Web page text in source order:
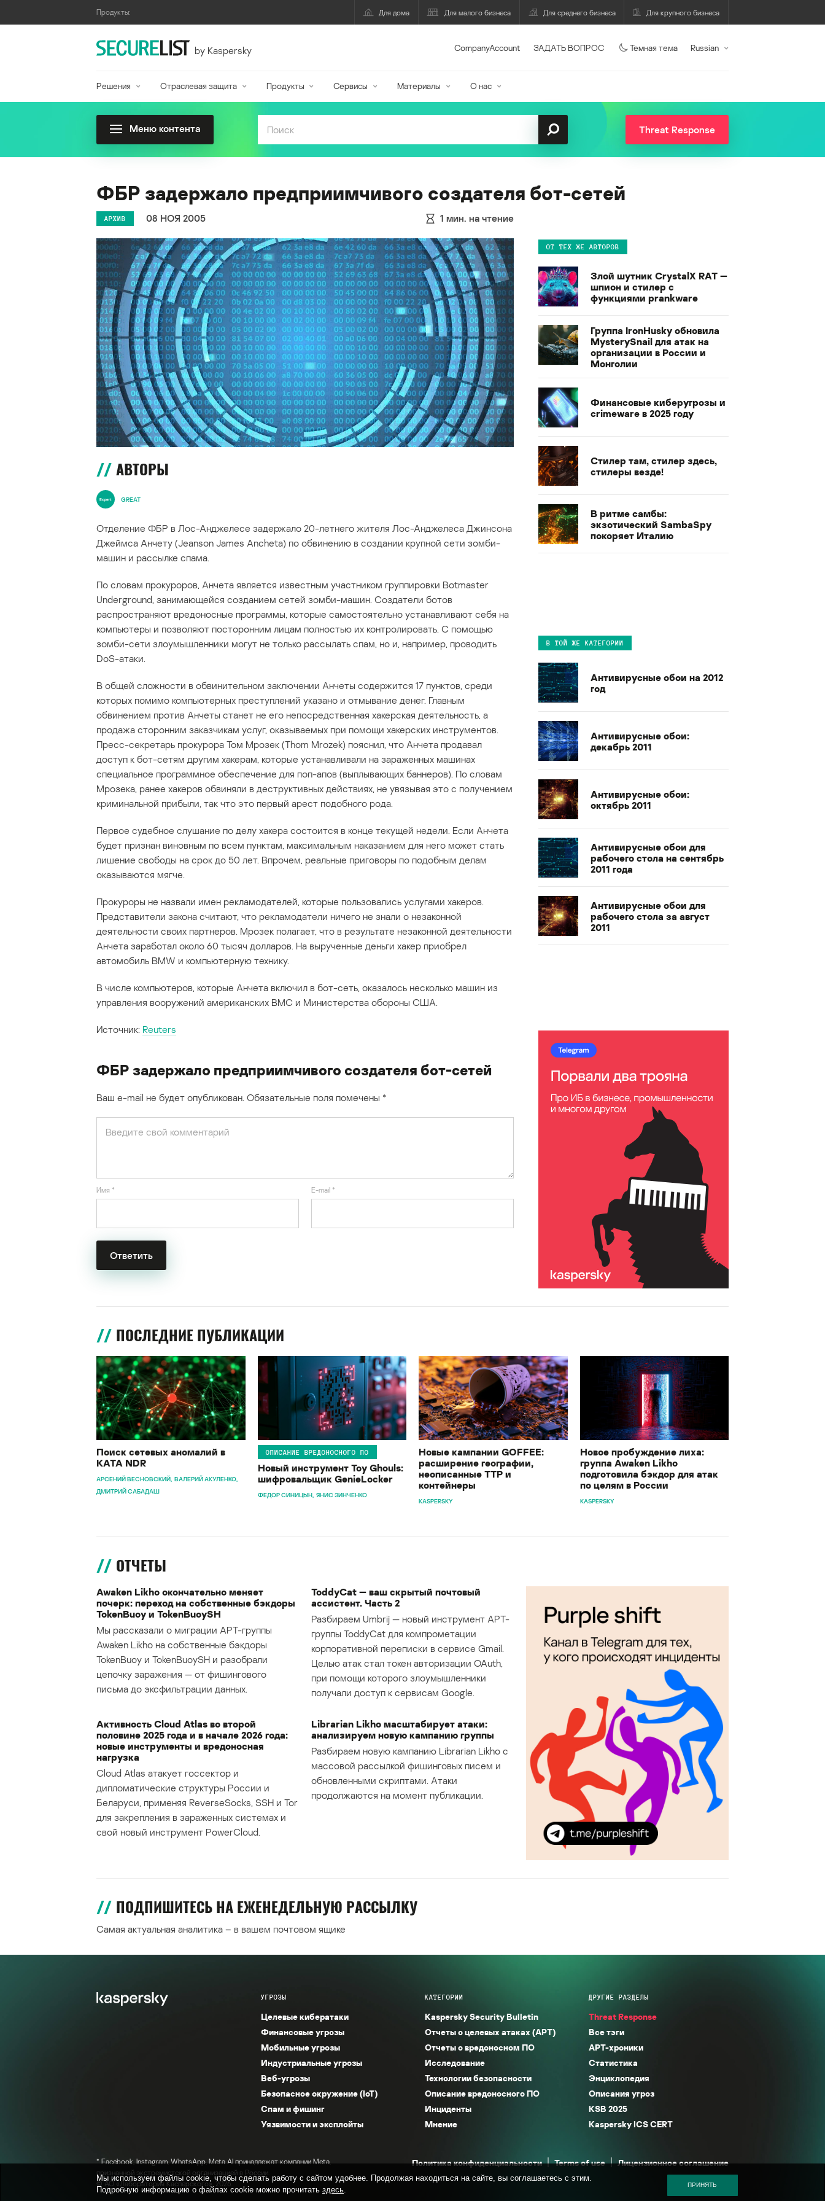
Продукты: Для дома Для малого бизнеса Для среднего бизнеса Для крупного бизнеса
by Kaspersky CompanyAccount ЗАДАТЬ ВОПРОС Темная тема Russian
Решения Отраслевая защита Продукты Сервисы Материалы О нас
Меню контента Threat Response
ФБР задержало предприимчивого создателя бот-сетей
АРХИВ 08 НОЯ 2005 1 мин. на чтение
АВТОРЫ
GREAT
Отделение ФБР в Лос-Анджелесе задержало 20-летнего жителя Лос-Анджелеса Джинсона
Джеймса Анчету (Jeanson James Ancheta) по обвинению в создании крупной сети зомби-
машин и рассылке спама.
По словам прокуроров, Анчета является известным участником группировки Botmaster
Underground, занимающейся созданием сетей зомби-машин. Создатели ботов
распространяют вредоносные программы, которые самостоятельно устанавливают себя на
компьютеры и позволяют посторонним лицам полностью их контролировать. С помощью
зомби-сети злоумышленники могут не только рассылать спам, но и, например, проводить
DoS-атаки.
В общей сложности в обвинительном заключении Анчеты содержится 17 пунктов, среди
которых помимо компьютерных преступлений указано и отмывание денег. Главным
обвинением против Анчеты станет не его непосредственная хакерская деятельность, а
продажа сторонним заказчикам услуг, оказываемых при помощи хакерских инструментов.
Пресс-секретарь прокурора Том Мрозек (Thom Mrozek) пояснил, что Анчета продавал
доступ к бот-сетям другим хакерам, которые устанавливали на зараженных машинах
специальное программное обеспечение для поп-апов (выплывающих баннеров). По словам
Мрозека, ранее хакеров обвиняли в деструктивных действиях, не увязывая это с получением
криминальной прибыли, так что это первый арест подобного рода.
Первое судебное слушание по делу хакера состоится в конце текущей недели. Если Анчета
будет признан виновным по всем пунктам, максимальным наказанием для него может стать
лишение свободы на срок до 50 лет. Впрочем, реальные приговоры по подобным делам
оказываются мягче.
Прокуроры не назвали имен рекламодателей, которые пользовались услугами хакеров.
Представители закона считают, что рекламодатели ничего не знали о незаконной
деятельности своих партнеров. Мрозек полагает, что в результате незаконной деятельности
Анчета заработал около 60 тысяч долларов. На вырученные деньги хакер приобрел
автомобиль BMW и компьютерную технику.
В числе компьютеров, которые Анчета включил в бот-сеть, оказалось несколько машин из
управления вооружений американских ВМС и Министерства обороны США.
Источник: Reuters
ФБР задержало предприимчивого создателя бот-сетей
Ваш e-mail не будет опубликован. Обязательные поля помечены *
Имя * E-mail *
ОТ ТЕХ ЖЕ АВТОРОВ
Злой шутник CrystalX RAT —
шпион и стилер с
функциями prankware
Группа IronHusky обновила
MysterySnail для атак на
организации в России и
Монголии
Финансовые киберугрозы и
crimeware в 2025 году
Стилер там, стилер здесь,
стилеры везде!
В ритме самбы:
экзотический SambaSpy
покоряет Италию
В ТОЙ ЖЕ КАТЕГОРИИ
Антивирусные обои на 2012
год
Антивирусные обои:
декабрь 2011
Антивирусные обои:
октябрь 2011
Антивирусные обои для
рабочего стола на сентябрь
2011 года
Антивирусные обои для
рабочего стола за август
2011
ПОСЛЕДНИЕ ПУБЛИКАЦИИ
Поиск сетевых аномалий в
KATA NDR
АРСЕНИЙ ВЕСНОВСКИЙ ВАЛЕРИЙ АКУЛЕНКО
ДМИТРИЙ САБАДАШ
ОПИСАНИЕ ВРЕДОНОСНОГО ПО
Новый инструмент Toy Ghouls:
шифровальщик GenieLocker
ФЕДОР СИНИЦЫН ЯНИС ЗИНЧЕНКО
Новые кампании GOFFEE:
расширение географии,
неописанные TTP и
контейнеры
KASPERSKY
Новое пробуждение лиха:
группа Awaken Likho
подготовила бэкдор для атак
по целям в России
KASPERSKY
ОТЧЕТЫ
Awaken Likho окончательно меняет
почерк: переход на собственные бэкдоры
TokenBuoy и TokenBuoySH
Мы рассказали о миграции APT-группы
Awaken Likho на собственные бэкдоры
TokenBuoy и TokenBuoySH и разобрали
цепочку заражения — от фишингового
письма до эксфильтрации данных.
ToddyCat — ваш скрытый почтовый
ассистент. Часть 2
Разбираем Umbrij — новый инструмент APT-
группы ToddyCat для компрометации
корпоративной переписки в сервисе Gmail.
Целью атак стал токен авторизации OAuth,
при помощи которого злоумышленники
получали доступ к сервисам Google.
Активность Cloud Atlas во второй
половине 2025 года и в начале 2026 года:
новые инструменты и вредоносная
нагрузка
Cloud Atlas атакует госсектор и
дипломатические структуры России и
Беларуси, применяя ReverseSocks, SSH и Tor
для закрепления в зараженных системах и
свой новый инструмент PowerCloud.
Librarian Likho масштабирует атаки:
анализируем новую кампанию группы
Разбираем новую кампанию Librarian Likho с
массовой рассылкой фишинговых писем и
обновленными скриптами. Атаки
продолжаются на момент публикации.
ПОДПИШИТЕСЬ НА ЕЖЕНЕДЕЛЬНУЮ РАССЫЛКУ
Самая актуальная аналитика – в вашем почтовом ящике
УГРОЗЫ
Целевые кибератаки
Финансовые угрозы
Мобильные угрозы
Индустриальные угрозы
Веб-угрозы
Безопасное окружение (IoT)
Спам и фишинг
Уязвимости и эксплойты
КАТЕГОРИИ
Kaspersky Security Bulletin
Отчеты о целевых атаках (APT)
Отчеты о вредоносном ПО
Исследование
Технологии безопасности
Описание вредоносного ПО
Инциденты
Мнение
ДРУГИЕ РАЗДЕЛЫ
Threat Response
Все тэги
APT-хроники
Статистика
Энциклопедия
Описания угроз
KSB 2025
Kaspersky ICS CERT
* Facebook, Instagram, WhatsApp, Meta AI принадлежат компании Meta,
признанной экстремистской организацией в России.
© АО «Лаборатория Касперского», 2026.
Политика конфиденциальности Terms of use Лицензионное соглашение
Мы используем файлы cookie, чтобы сделать работу с сайтом удобнее. Продолжая находиться на сайте, вы соглашаетесь с этим.
Подробную информацию о файлах cookie можно прочитать здесь
ПРИНЯТЬ